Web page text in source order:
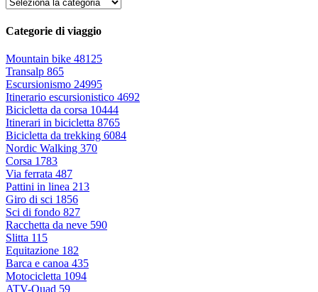
Categorie di viaggio
Mountain bike 48125
Transalp 865
Escursionismo 24995
Itinerario escursionistico 4692
Bicicletta da corsa 10444
Itinerari in bicicletta 8765
Bicicletta da trekking 6084
Nordic Walking 370
Corsa 1783
Via ferrata 487
Pattini in linea 213
Giro di sci 1856
Sci di fondo 827
Racchetta da neve 590
Slitta 115
Equitazione 182
Barca e canoa 435
Motocicletta 1094
ATV-Quad 59